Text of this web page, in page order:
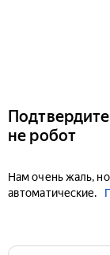
не робот
Нам очень жаль,
автоматические.